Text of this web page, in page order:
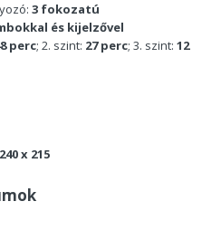
3 fokozatú
és kijelzővel
perc; 2. szint: 27 perc; 3. szint: 12
x 215